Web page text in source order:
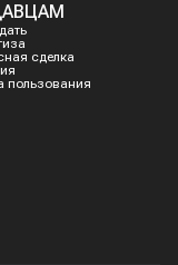
сделка
пользования